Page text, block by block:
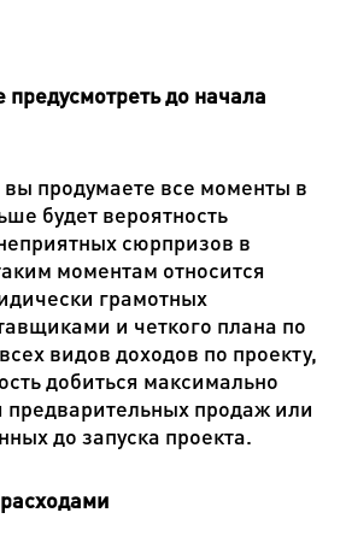
до начала
продумаете все моменты в
будет вероятность
сюрпризов в
моментам относится
грамотных
и четкого плана по
видов доходов по проекту,
добиться максимально
предварительных продаж или
до запуска проекта.